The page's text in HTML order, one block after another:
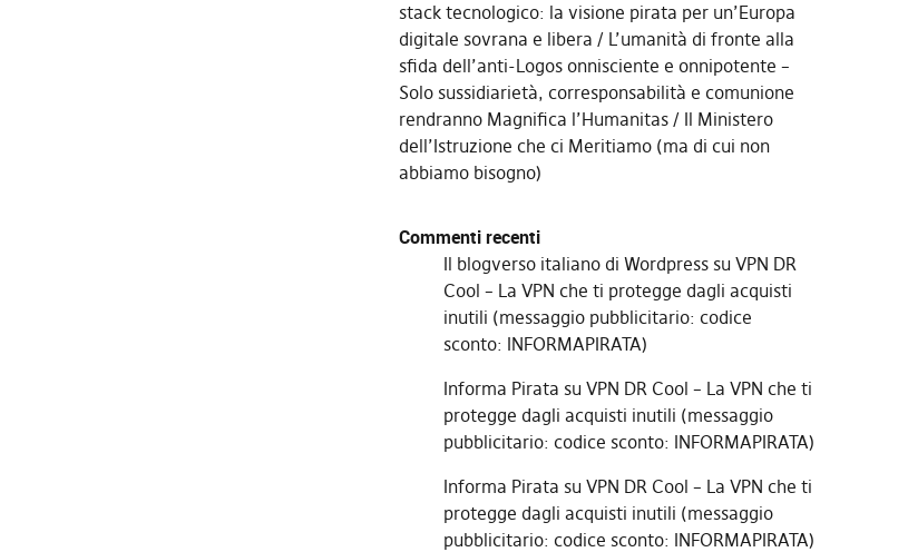
stack tecnologico: la visione pirata per un’Europa
digitale sovrana e libera
L’umanità di fronte alla
sfida dell’anti-Logos onnisciente e onnipotente –
Solo sussidiarietà, corresponsabilità e comunione
rendranno Magnifica l’Humanitas
Il Ministero
dell’Istruzione che ci Meritiamo (ma di cui non
abbiamo bisogno)
Commenti recenti
Il blogverso italiano di Wordpresssu VPN DR
Cool – La VPN che ti protegge dagli acquisti
inutili (messaggio pubblicitario: codice
sconto: INFORMAPIRATA)
Informa Pirata su VPN DR Cool – La VPN che ti
protegge dagli acquisti inutili (messaggio
pubblicitario: codice sconto: INFORMAPIRATA)
Informa Pirata su VPN DR Cool – La VPN che ti
protegge dagli acquisti inutili (messaggio
pubblicitario: codice sconto: INFORMAPIRATA)